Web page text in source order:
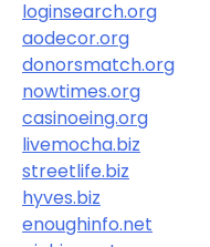
loginsearch.org
aodecor.org
donorsmatch.org
nowtimes.org
casinoeing.org
livemocha.biz
streetlife.biz
hyves.biz
enoughinfo.net